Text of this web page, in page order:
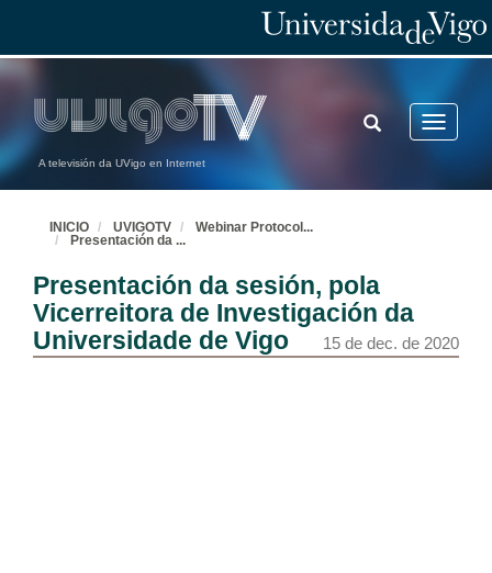
A televisión da UVigo en Internet
Toggle
TOGGLE
SEARCH
INICIO UVIGOTV Webinar Protocol ...
Presentación da ...
Presentación da sesión, pola
Vicerreitora de Investigación da
Universidade de Vigo
15 de dec. de 2020